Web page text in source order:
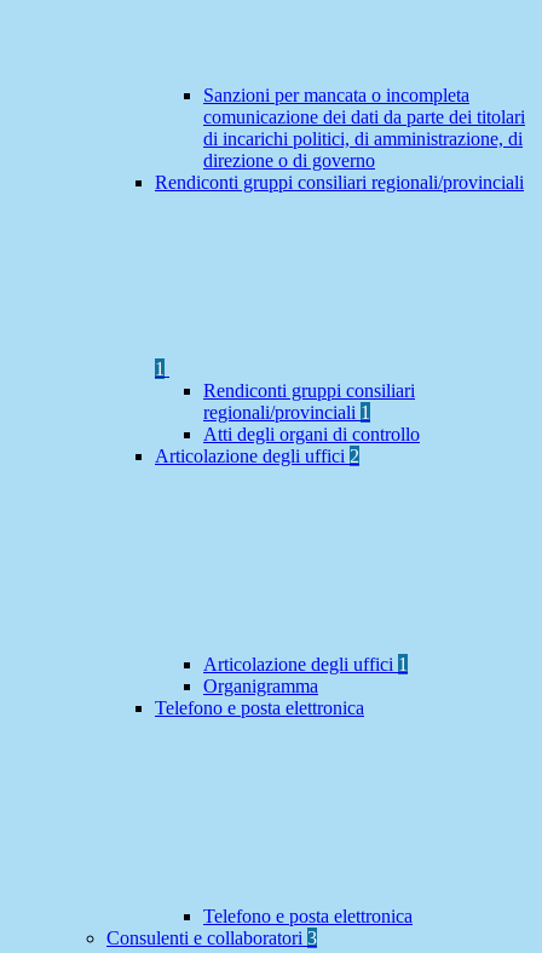
Sanzioni per mancata o incompleta
comunicazione dei dati da parte dei titolari
di incarichi politici, di amministrazione, di
direzione o di governo
Rendiconti gruppi consiliari regionali/provinciali
1
Rendiconti gruppi consiliari
regionali/provinciali 1
Atti degli organi di controllo
Articolazione degli uffici 2
Articolazione degli uffici 1
Organigramma
Telefono e posta elettronica
Telefono e posta elettronica
Consulenti e collaboratori 3